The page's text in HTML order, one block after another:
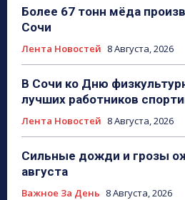
Более 67 тонн мёда
Сочи
Лента Новостей 8 Августа, 2026
В Сочи ко Дню
лучших работников
Лента Новостей 8 Августа, 2026
Сильные дожди и грозы
августа
Важное За День 8 Августа, 2026